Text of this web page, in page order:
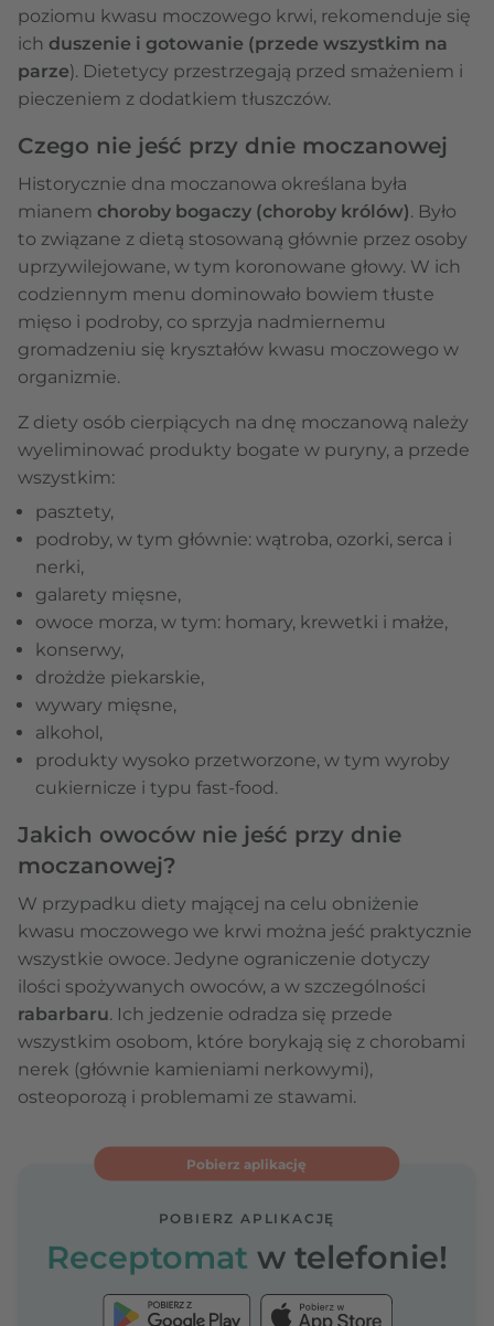
poziomu kwasu moczowego krwi, rekomenduje się
ich duszenie i gotowanie (przede wszystkim na
parze). Dietetycy przestrzegają przed smażeniem i
pieczeniem z dodatkiem tłuszczów.
Czego nie jeść przy dnie moczanowej
Historycznie dna moczanowa określana była
mianem choroby bogaczy (choroby królów). Było
to związane z dietą stosowaną głównie przez osoby
uprzywilejowane, w tym koronowane głowy. W ich
codziennym menu dominowało bowiem tłuste
mięso i podroby, co sprzyja nadmiernemu
gromadzeniu się kryształów kwasu moczowego w
organizmie.
Z diety osób cierpiących na dnę moczanową należy
wyeliminować produkty bogate w puryny, a przede
wszystkim:
pasztety,
podroby, w tym głównie: wątroba, ozorki, serca i
nerki,
galarety mięsne,
owoce morza, w tym: homary, krewetki i małże,
konserwy,
drożdże piekarskie,
wywary mięsne,
alkohol,
produkty wysoko przetworzone, w tym wyroby
cukiernicze i typu fast-food.
Jakich owoców nie jeść przy dnie
moczanowej?
W przypadku diety mającej na celu obniżenie
kwasu moczowego we krwi można jeść praktycznie
wszystkie owoce. Jedyne ograniczenie dotyczy
ilości spożywanych owoców, a w szczególności
rabarbaru. Ich jedzenie odradza się przede
wszystkim osobom, które borykają się z chorobami
nerek (głównie kamieniami nerkowymi),
osteoporozą i problemami ze stawami.
Pobierz aplikację
POBIERZ APLIKACJĘ
Receptomat w telefonie!